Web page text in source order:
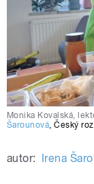
Monika Kovalská,
Šarounová,Český
autor: Irena